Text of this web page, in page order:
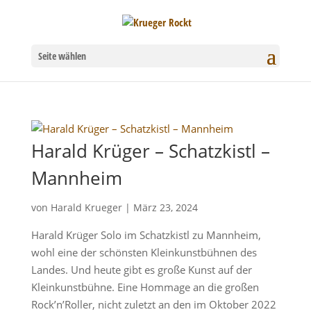
Seite wählen
Harald Krüger – Schatzkistl –
Mannheim
von Harald Krueger| März 23, 2024
Harald Krüger Solo im Schatzkistl zu Mannheim,
wohl eine der schönsten Kleinkunstbühnen des
Landes. Und heute gibt es große Kunst auf der
Kleinkunstbühne. Eine Hommage an die großen
Rock’n’Roller, nicht zuletzt an den im Oktober 2022